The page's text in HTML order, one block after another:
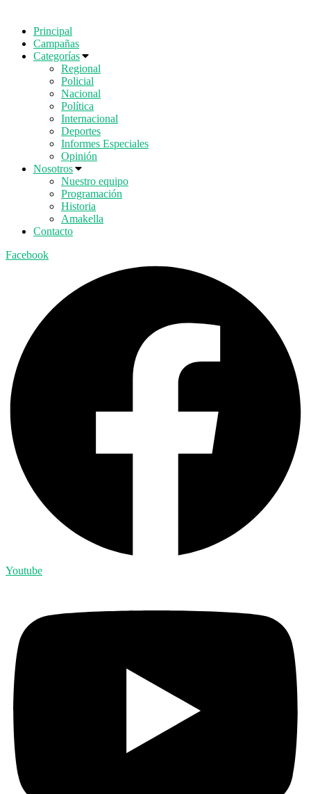
Principal
Campañas
Categorías
Regional
Policial
Nacional
Política
Internacional
Deportes
Informes Especiales
Opinión
Nosotros
Nuestro equipo
Programación
Historia
Amakella
Contacto
Facebook
Youtube